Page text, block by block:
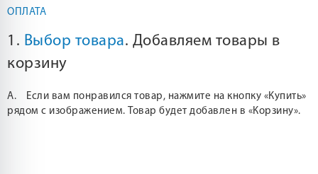
ОПЛАТА
1. Выбор товара. Добавляем товары в
корзину
А. Если вам понравился товар, нажмите на кнопку «Купить»
рядом с изображением. Товар будет добавлен в «Корзину».